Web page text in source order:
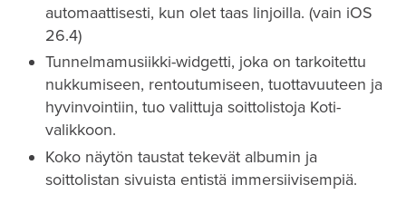
automaattisesti, kun olet taas linjoilla. (vain iOS
26.4)
Tunnelmamusiikki-widgetti, joka on tarkoitettu
nukkumiseen, rentoutumiseen, tuottavuuteen ja
hyvinvointiin, tuo valittuja soittolistoja Koti-
valikkoon.
Koko näytön taustat tekevät albumin ja
soittolistan sivuista entistä immersiivisempiä.